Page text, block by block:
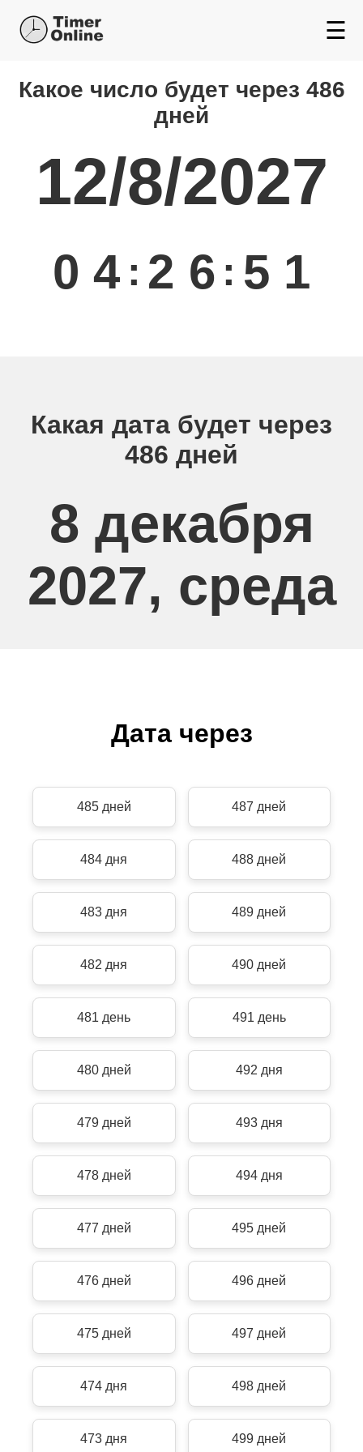
☰
Какой день будет через
Какое число будет через 486
дней
12/8/2027
0 4 : 2 6 : 5 2
Какая дата будет через
486 дней
8 декабря
2027, среда
Дата через
485 дней 487 дней
484 дня 488 дней
483 дня 489 дней
482 дня 490 дней
481 день 491 день
480 дней 492 дня
479 дней 493 дня
478 дней 494 дня
477 дней 495 дней
476 дней 496 дней
475 дней 497 дней
474 дня 498 дней
473 дня 499 дней